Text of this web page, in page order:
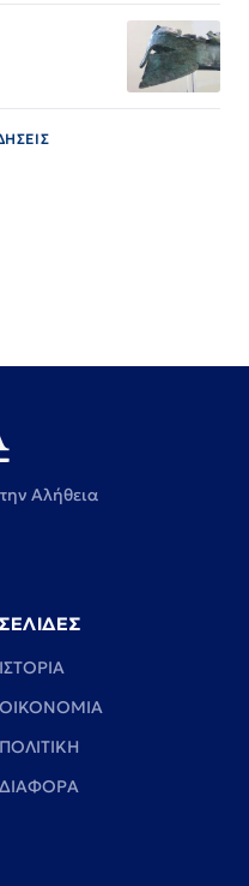
Αλήθεια
ΣΕΛΙΔΕΣ
ΙΣΤΟΡΙΑ
ΟΙΚΟΝΟΜΙΑ
ΠΟΛΙΤΙΚΗ
ΔΙΑΦΟΡΑ